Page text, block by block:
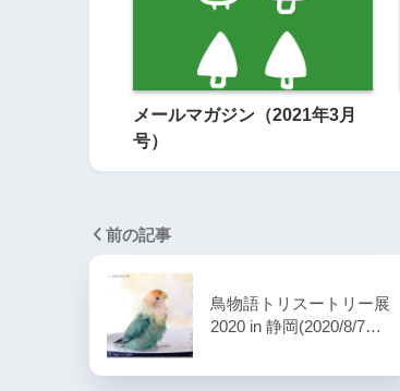
メールマガジン（2021年3月
号）
前の記事
鳥物語トリスートリー展
2020 in 静岡(2020/8/7…